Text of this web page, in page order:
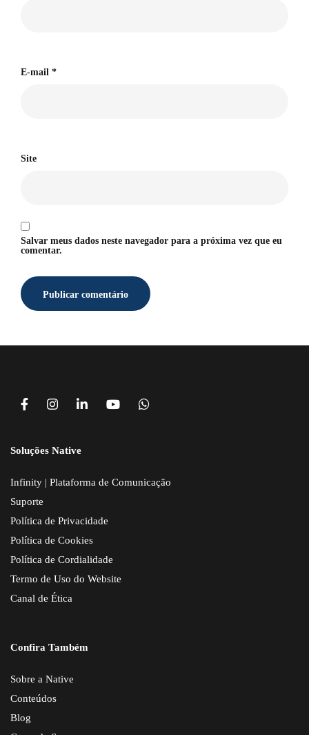
E-mail *
Site
Salvar meus dados neste navegador para a próxima vez que eu
comentar.
Soluções Native
Infinity | Plataforma de Comunicação
Suporte
Política de Privacidade
Política de Cookies
Política de Cordialidade
Termo de Uso do Website
Canal de Ética
Confira Também
Sobre a Native
Conteúdos
Blog